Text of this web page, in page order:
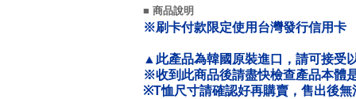
■ 商品說明
※刷卡付款限定使用台灣發行信用卡
▲此產品為韓國原裝進口，請可接受
※收到此商品後請盡快檢查產品本體
※T恤尺寸請確認好再購賣，售出後無